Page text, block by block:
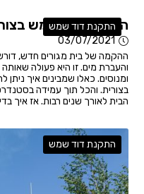
התקנת דוד שמש
התקנת דוד שמש
03/07/2021
ההקמה של בית מגורים חדש,
והעברת מים. זו היא פעולה שאותה
ומנוסים. כאלו שמבינים איך
בצורית. והכל תוך עמידה
הבית לאורך שנים רבות. אז איך
התקנת דוד שמש